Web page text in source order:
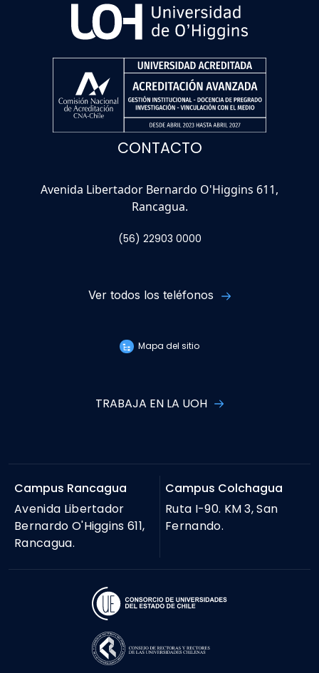
CONTACTO
Avenida Libertador Bernardo O'Higgins 611,
Rancagua.
(56) 22903 0000
Ver todos los teléfonos
Mapa del sitio
TRABAJA EN LA UOH
Campus Rancagua
Avenida Libertador
Bernardo O'Higgins 611,
Rancagua.
Campus Colchagua
Ruta I-90. KM 3, San
Fernando.